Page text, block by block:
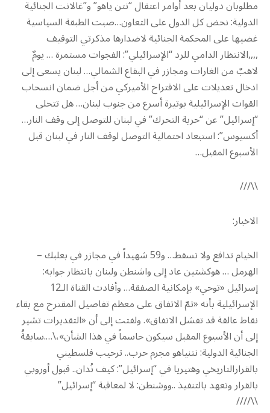
مطلوبان دوليان بعد أوامر اعتقال “نتن ياهو” و”غالانت الجنائية
الدولية: نحض كل الدول على التعاون…صبت الطبقة السياسية
غضيها على المحكمة الجنائية لاضدارها مذكرتي التوقيف
,,,,الانتظار الدامي للرد “الإسرائيلي”: الفجوات مستمرة … يومٌ
لاهبٌ من الغارات ومجازر في البقاع الشمالي… لبنان يسعى إلى
ادخال تعديلات على الاقتراح الأميركي من أجل ضمان انسحاب
القوات الإسرائيلية بوتيرة أسرع من جنوب لبنان… هل تتخلى
“إسرائيل” عن “حرية التحرك” في لبنان للتوصل إلى وقف النار…
أكسيوس”: استبعاد احتمالية التوصل لوقف النار في لبنان قبل
الأسبوع المقبل…
\\///
الاخبار:
الخيام تدافع ولا تسقط… و59 شهيداً في مجازر في بعلبك –
الهرمل … هوكشتين عاد إلى واشنطن ولبنان بانتظار جوابه:
إسرائيل «توحي» بإمكانية الصفقة… وأفادت القناة الـ12
الإسرائيلية بأنه «تمّ الاتفاق على معظم تفاصيل المقترح مع بقاء
نقاط عالقة قد تفشل الاتفاق». ولفتت إلى أن «التقديرات تشير
إلى أن الأسبوع المقبل سيكون حاسماً في هذا الشأن»،\….سابقةُ
الجنائية الدولية: نتنياهو مجرم حرب.. ترحيب فلسطيني
بالقرارالتاريخي وهتيريا في “إسرائيل”: كيف نُدان.. قبول أوروبي
بالقرار وتعهد بالتنفيذ ..ووشنطن: لا لمعاقبة “إسرائيل”
\\////